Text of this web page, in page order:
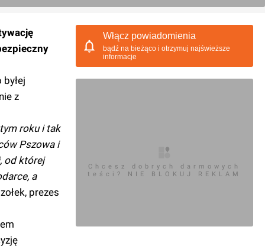
z
roku i tak
Pszowa i
od której
a
prezes
Włącz powiadomienia
bądź na bieżąco i otrzymuj najświeższe
informacje
Chcesz dobrych darmowych
teści? NIE BLOKUJ REKLAM